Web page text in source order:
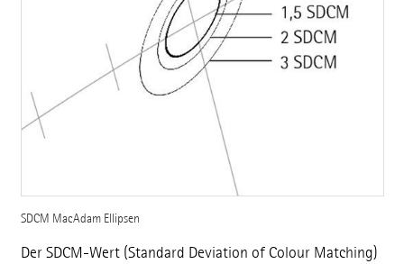
SDCM MacAdam Ellipsen
Der SDCM-Wert (Standard Deviation of Colour Matching)